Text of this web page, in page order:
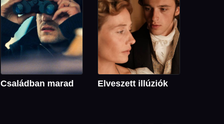
Családban marad Elveszett illúziók